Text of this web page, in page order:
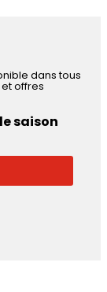
dans tous
offres
saison